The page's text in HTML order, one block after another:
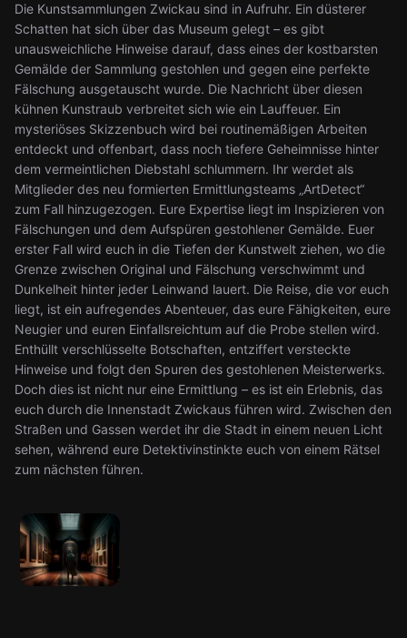
Die Kunstsammlungen Zwickau sind in Aufruhr. Ein düsterer
Schatten hat sich über das Museum gelegt – es gibt
unausweichliche Hinweise darauf, dass eines der kostbarsten
Gemälde der Sammlung gestohlen und gegen eine perfekte
Fälschung ausgetauscht wurde. Die Nachricht über diesen
kühnen Kunstraub verbreitet sich wie ein Lauffeuer. Ein
mysteriöses Skizzenbuch wird bei routinemäßigen Arbeiten
entdeckt und offenbart, dass noch tiefere Geheimnisse hinter
dem vermeintlichen Diebstahl schlummern. Ihr werdet als
Mitglieder des neu formierten Ermittlungsteams „ArtDetect“
zum Fall hinzugezogen. Eure Expertise liegt im Inspizieren von
Fälschungen und dem Aufspüren gestohlener Gemälde. Euer
erster Fall wird euch in die Tiefen der Kunstwelt ziehen, wo die
Grenze zwischen Original und Fälschung verschwimmt und
Dunkelheit hinter jeder Leinwand lauert. Die Reise, die vor euch
liegt, ist ein aufregendes Abenteuer, das eure Fähigkeiten, eure
Neugier und euren Einfallsreichtum auf die Probe stellen wird.
Enthüllt verschlüsselte Botschaften, entziffert versteckte
Hinweise und folgt den Spuren des gestohlenen Meisterwerks.
Doch dies ist nicht nur eine Ermittlung – es ist ein Erlebnis, das
euch durch die Innenstadt Zwickaus führen wird. Zwischen den
Straßen und Gassen werdet ihr die Stadt in einem neuen Licht
sehen, während eure Detektivinstinkte euch von einem Rätsel
zum nächsten führen.